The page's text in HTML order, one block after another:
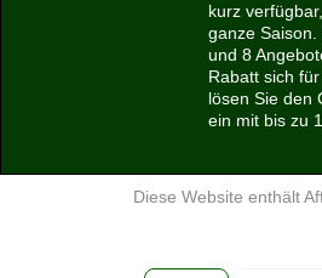
kurz
ganze
und 8
Rabatt sich
lösen Sie den
ein mit bis zu
Diese Website enthält